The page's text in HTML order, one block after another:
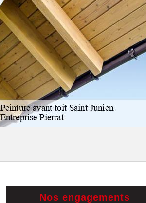
Nos engagements